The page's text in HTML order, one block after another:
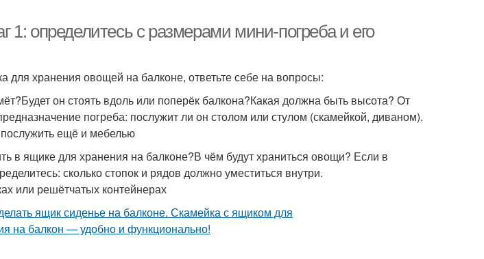
1: определитесь с размерами мини-погреба и его
для хранения овощей на балконе, ответьте себе на вопросы:
он стоять вдоль или поперёк балкона?Какая должна быть высота? От
погреба: послужит ли он столом или стулом (скамейкой, диваном).
ещё и мебелью
в ящике для хранения на балконе?В чём будут храниться овощи? Если в
сколько стопок и рядов должно уместиться внутри.
или решётчатых контейнерах